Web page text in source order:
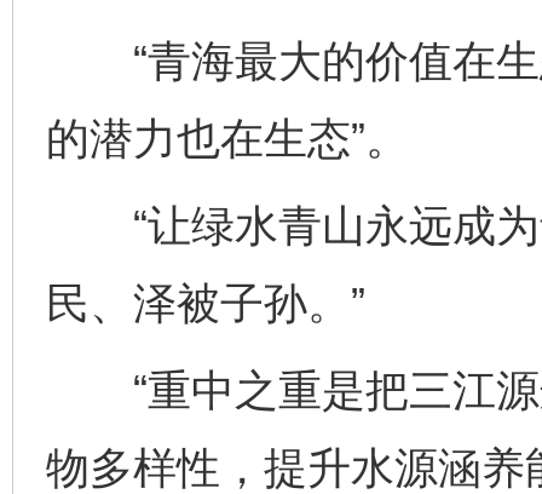
“青海最大的价值在生
的潜力也在生态”。
“让绿水青山永远成为
民、泽被子孙。”
“重中之重是把三江源
物多样性，提升水源涵养